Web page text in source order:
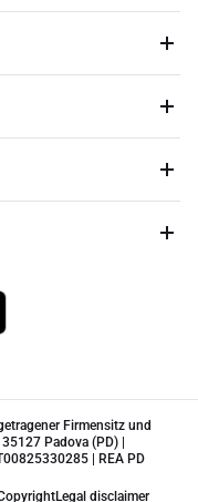
Firmensitz und
Padova (PD) |
| REA PD
Legal disclaimer